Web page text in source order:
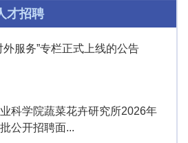
才招聘
外服务”专栏正式上线的公告
科学院蔬菜花卉研究所2026年
公开招聘面...